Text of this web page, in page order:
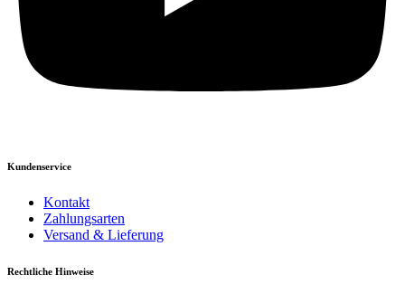
Kundenservice
Kontakt
Zahlungsarten
Versand & Lieferung
Rechtliche Hinweise